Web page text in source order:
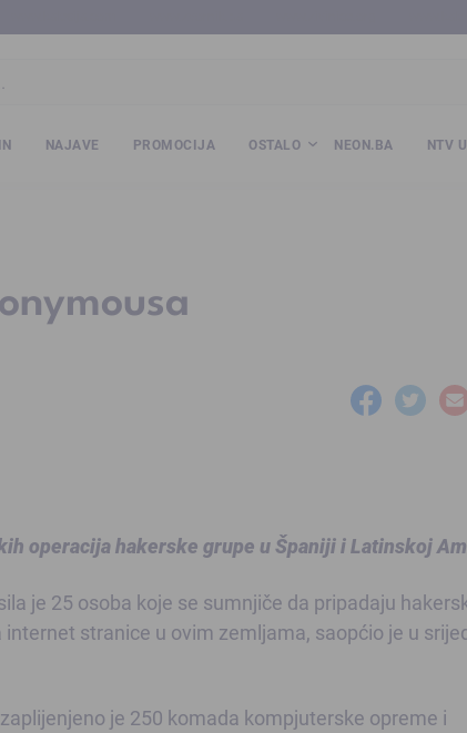
NAJAVE PROMOCIJA OSTALO NEON.BA NTV
operacija hakerske grupe u Španiji i Latinskoj
je 25 osoba koje se sumnjiče da pripadaju
stranice u ovim zemljama, saopćio je u
je 250 komada kompjuterske opreme i